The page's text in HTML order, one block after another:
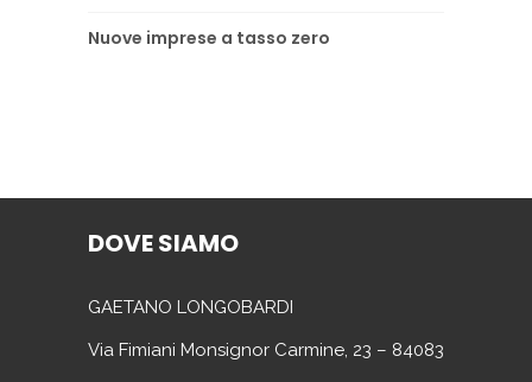
Nuove imprese a tasso zero
DOVE SIAMO
GAETANO LONGOBARDI
Via Fimiani Monsignor Carmine, 23 – 84083